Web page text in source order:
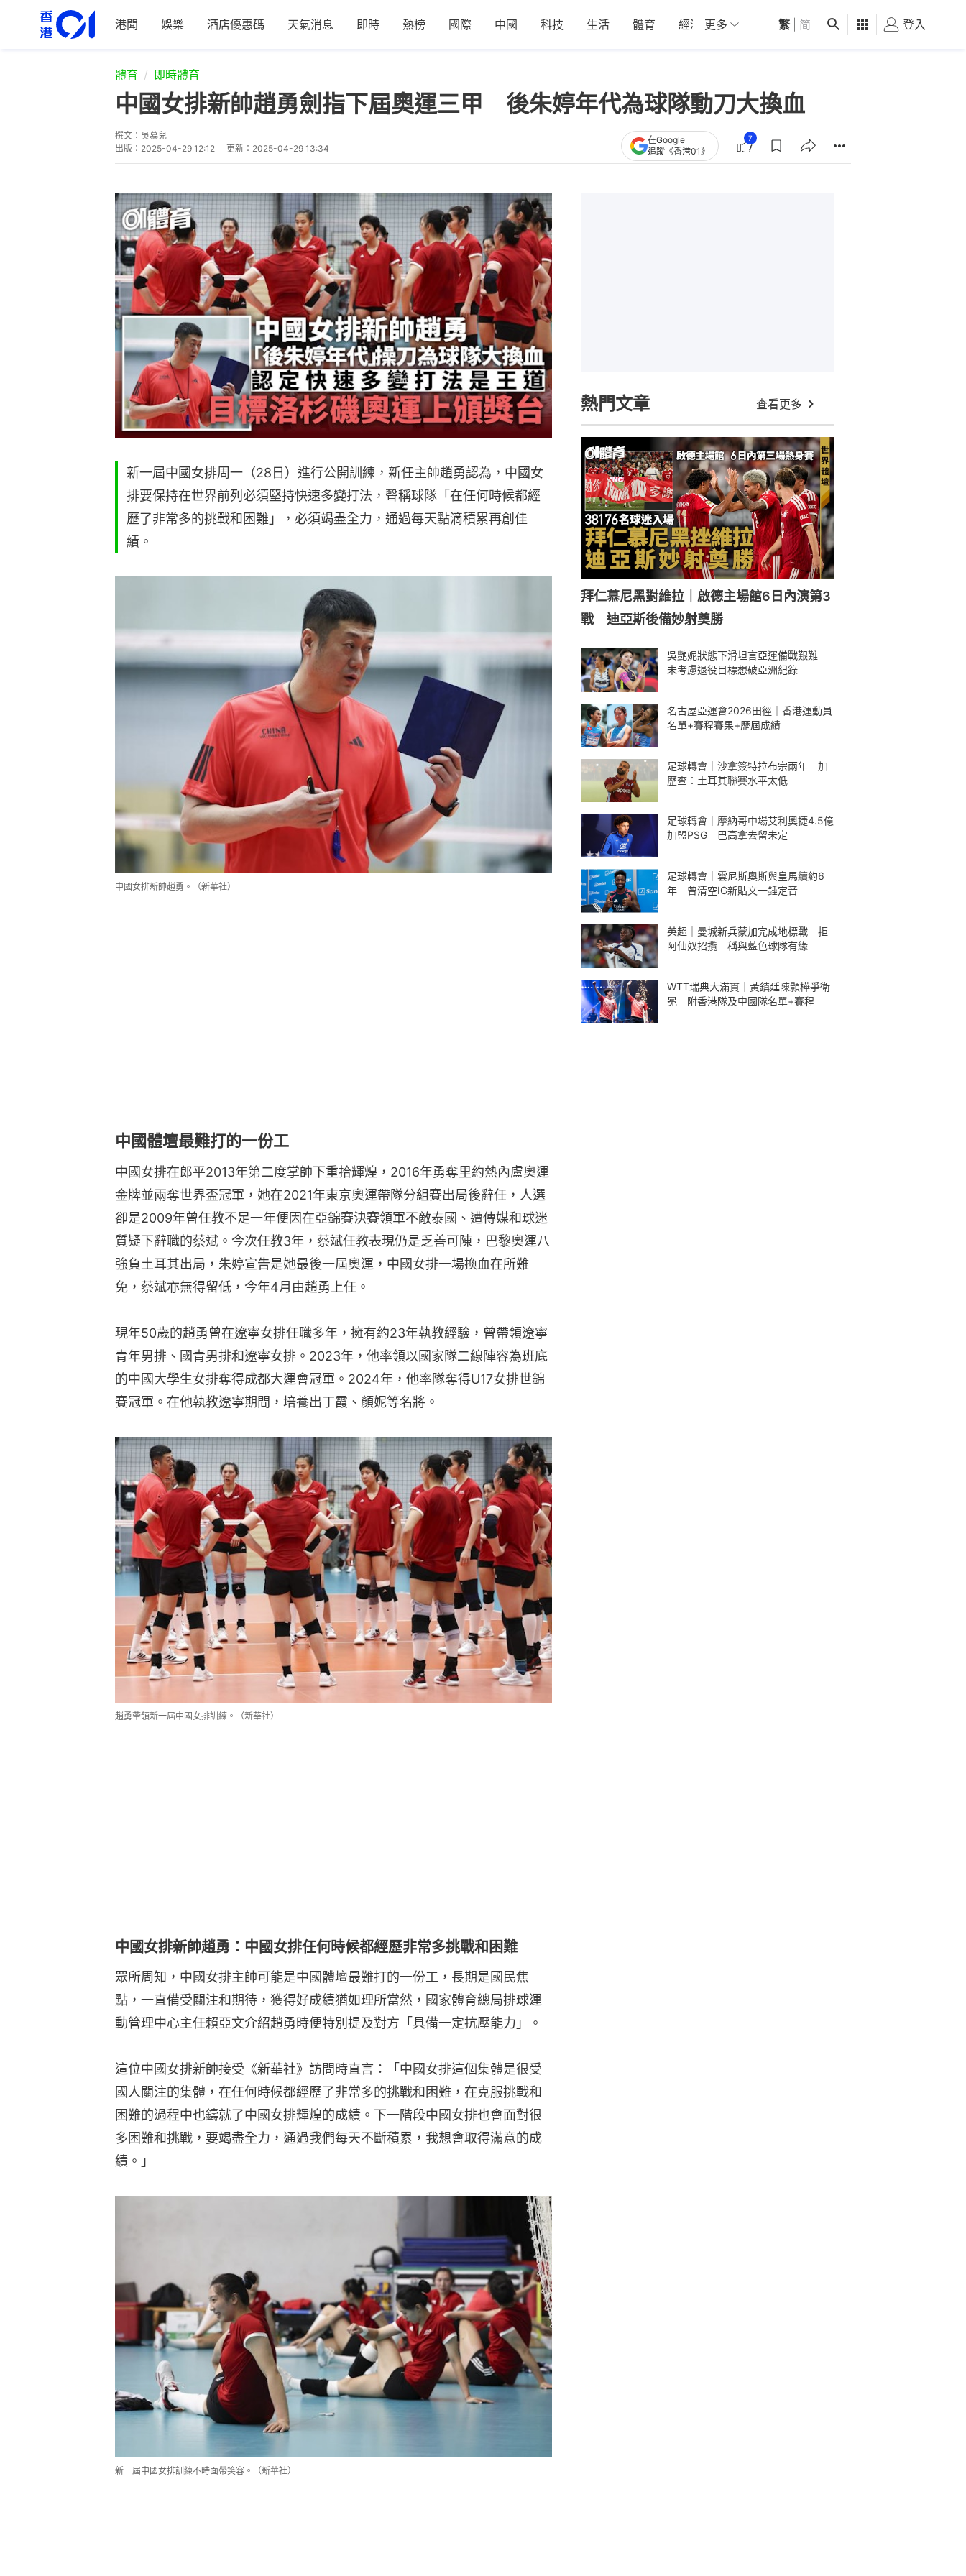
港聞 娛樂 酒店優惠碼 天氣消息 即時 熱榜 國際 中國 科技 生活 體育 經濟 01深圳 觀點 健康 好食玩飛
更多 繁 简 登入
體育 即時體育
中國女排新帥趙勇劍指下屆奧運三甲 後朱婷年代為球隊動刀大換血
撰文： 吳慕兒
出版： 2025-04-29 12:12 更新： 2025-04-29 13:34
在Google
追蹤《香港01》
7
新一屆中國女排周一（28日）進行公開訓練，新任主帥趙勇認為，中國女
排要保持在世界前列必須堅持快速多變打法，聲稱球隊「在任何時候都經
歷了非常多的挑戰和困難」，必須竭盡全力，通過每天點滴積累再創佳
績。
中國女排新帥趙勇。（新華社）
中國體壇最難打的一份工
中國女排在郎平2013年第二度掌帥下重拾輝煌，2016年勇奪里約熱內盧奧運
金牌並兩奪世界盃冠軍，她在2021年東京奧運帶隊分組賽出局後辭任，人選
卻是2009年曾任教不足一年便因在亞錦賽決賽領軍不敵泰國、遭傳媒和球迷
質疑下辭職的蔡斌。今次任教3年，蔡斌任教表現仍是乏善可陳，巴黎奧運八
強負土耳其出局，朱婷宣告是她最後一屆奧運，中國女排一場換血在所難
免，蔡斌亦無得留低，今年4月由趙勇上任。
現年50歲的趙勇曾在遼寧女排任職多年，擁有約23年執教經驗，曾帶領遼寧
青年男排、國青男排和遼寧女排。2023年，他率領以國家隊二線陣容為班底
的中國大學生女排奪得成都大運會冠軍。2024年，他率隊奪得U17女排世錦
賽冠軍。在他執教遼寧期間，培養出丁霞、顏妮等名將。
趙勇帶領新一屆中國女排訓練。（新華社）
中國女排新帥趙勇：中國女排任何時候都經歷非常多挑戰和困難
眾所周知，中國女排主帥可能是中國體壇最難打的一份工，長期是國民焦
點，一直備受關注和期待，獲得好成績猶如理所當然，國家體育總局排球運
動管理中心主任賴亞文介紹趙勇時便特別提及對方「具備一定抗壓能力」。
這位中國女排新帥接受《新華社》訪問時直言：「中國女排這個集體是很受
國人關注的集體，在任何時候都經歷了非常多的挑戰和困難，在克服挑戰和
困難的過程中也鑄就了中國女排輝煌的成績。下一階段中國女排也會面對很
多困難和挑戰，要竭盡全力，通過我們每天不斷積累，我想會取得滿意的成
績。」
新一屆中國女排訓練不時面帶笑容。（新華社）
熱門文章 查看更多
拜仁慕尼黑對維拉｜啟德主場館6日內演第3
戰 迪亞斯後備妙射奠勝
吳艷妮狀態下滑坦言亞運備戰艱難
未考慮退役目標想破亞洲紀錄
名古屋亞運會2026田徑｜香港運動員
名單+賽程賽果+歷屆成績
足球轉會｜沙拿簽特拉布宗兩年 加
歷查：土耳其聯賽水平太低
足球轉會｜摩納哥中場艾利奧捷4.5億
加盟PSG 巴高拿去留未定
足球轉會｜雲尼斯奧斯與皇馬續約6
年 曾清空IG新貼文一錘定音
英超｜曼城新兵蒙加完成地標戰 拒
阿仙奴招攬 稱與藍色球隊有緣
WTT瑞典大滿貫｜黃鎮廷陳顥樺爭衛
冕 附香港隊及中國隊名單+賽程